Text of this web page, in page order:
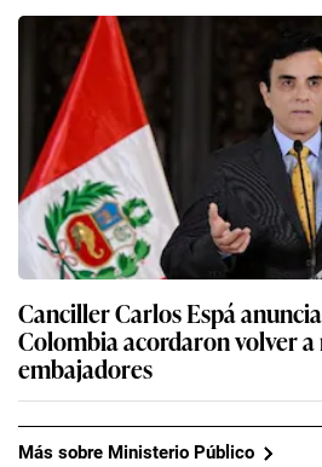
Canciller Carlos Espá
Colombia acordaron volver
embajadores
Más sobre Ministerio Público